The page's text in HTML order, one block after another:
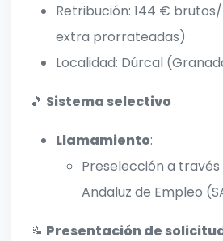
Retribución: 144 €
extra prorrateadas)
Localidad: Dúrcal
🎵 Sistema selectivo
Llamamiento:
Preselección a través
Andaluz de Empleo
📝 Presentación de